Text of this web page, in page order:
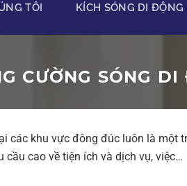
TÔI KÍCH SÓNG DI ĐỘNG
CƯỜNG SÓNG
các khu vực đông đúc luôn là một
cầu cao về tiện ích và dịch vụ, việc…